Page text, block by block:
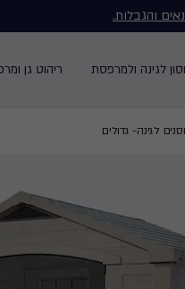
והגבלות.
לגינה ולמרפסת ריהוט גן
לגינה- גדולים